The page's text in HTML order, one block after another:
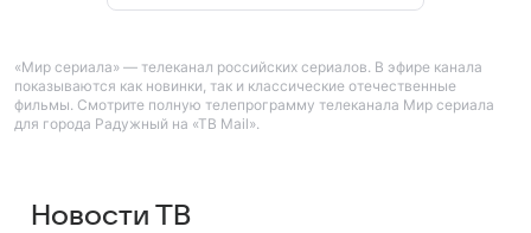
«Мир сериала» — телеканал российских сериалов. В эфире канала
показываются как новинки, так и классические отечественные
фильмы. Смотрите полную телепрограмму телеканала Мир сериала
для города Радужный на «ТВ Mail».
Новости ТВ